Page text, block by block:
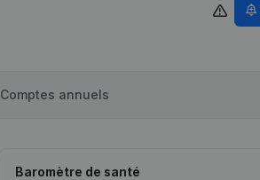
Comptes annuels
Baromètre de santé